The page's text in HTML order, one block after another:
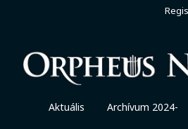
Aktuális Archívum 2024-